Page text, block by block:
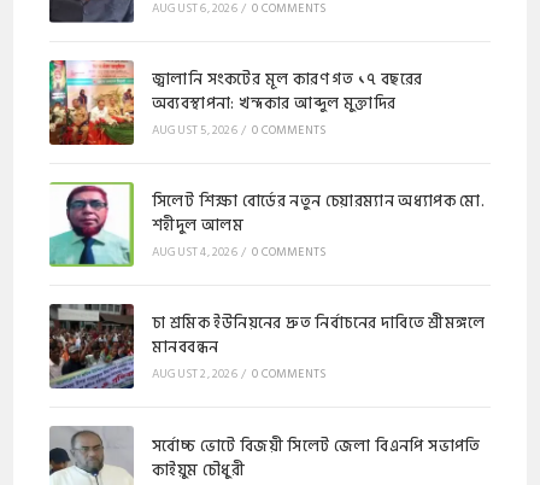
AUGUST 6, 2026/ 0 COMMENTS
জ্বালানি সংকটের মূল কারণ গত ১৭ বছরের
অব্যবস্থাপনা: খন্দকার আব্দুল মুক্তাদির
AUGUST 5, 2026/ 0 COMMENTS
সিলেট শিক্ষা বোর্ডের নতুন চেয়ারম্যান অধ্যাপক মো.
শহীদুল আলম
AUGUST 4, 2026/ 0 COMMENTS
চা শ্রমিক ইউনিয়নের দ্রুত নির্বাচনের দাবিতে শ্রীমঙ্গলে
মানববন্ধন
AUGUST 2, 2026/ 0 COMMENTS
সর্বোচ্চ ভোটে বিজয়ী সিলেট জেলা বিএনপি সভাপতি
কাইয়ুম চৌধুরী